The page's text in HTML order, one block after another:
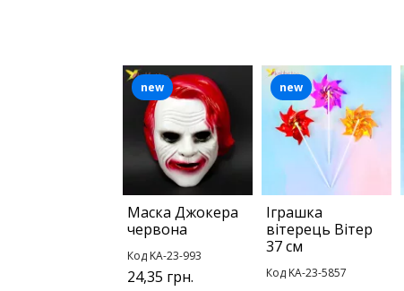
Маска Джокера
червона
Код KA-23-993
24,35 грн.
new
Іграшка
вітерець Вітер
37 см
Код KA-23-5857
new